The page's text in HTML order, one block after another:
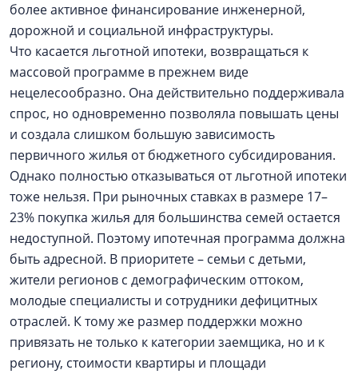
более активное финансирование инженерной,
дорожной и социальной инфраструктуры.
Что касается льготной ипотеки, возвращаться к
массовой программе в прежнем виде
нецелесообразно. Она действительно поддерживала
спрос, но одновременно позволяла повышать цены
и создала слишком большую зависимость
первичного жилья от бюджетного субсидирования.
Однако полностью отказываться от льготной ипотеки
тоже нельзя. При рыночных ставках в размере 17–
23% покупка жилья для большинства семей остается
недоступной. Поэтому ипотечная программа должна
быть адресной. В приоритете – семьи с детьми,
жители регионов с демографическим оттоком,
молодые специалисты и сотрудники дефицитных
отраслей. К тому же размер поддержки можно
привязать не только к категории заемщика, но и к
региону, стоимости квартиры и площади